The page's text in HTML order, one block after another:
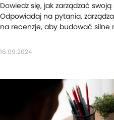
Dowiedz się, jak zarządzać
Odpowiadaj na pytania,
na recenzje, aby budować silne
Panelu Autora.
16.09.2024